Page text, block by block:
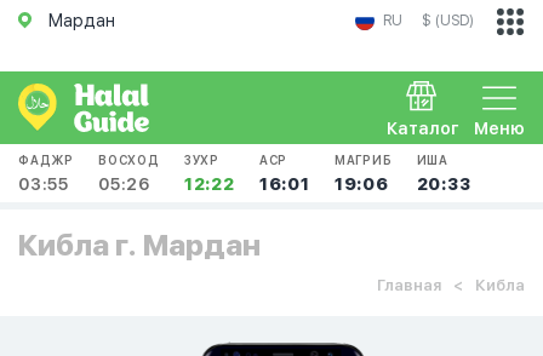
Мардан RU $ (USD)
Меню
Каталог
ФАДЖР
03:55
ВОСХОД
05:26
ЗУХР
12:22
АСР
16:01
МАГРИБ
19:06
ИША
20:33
Кибла г. Мардан
Главная Кибла